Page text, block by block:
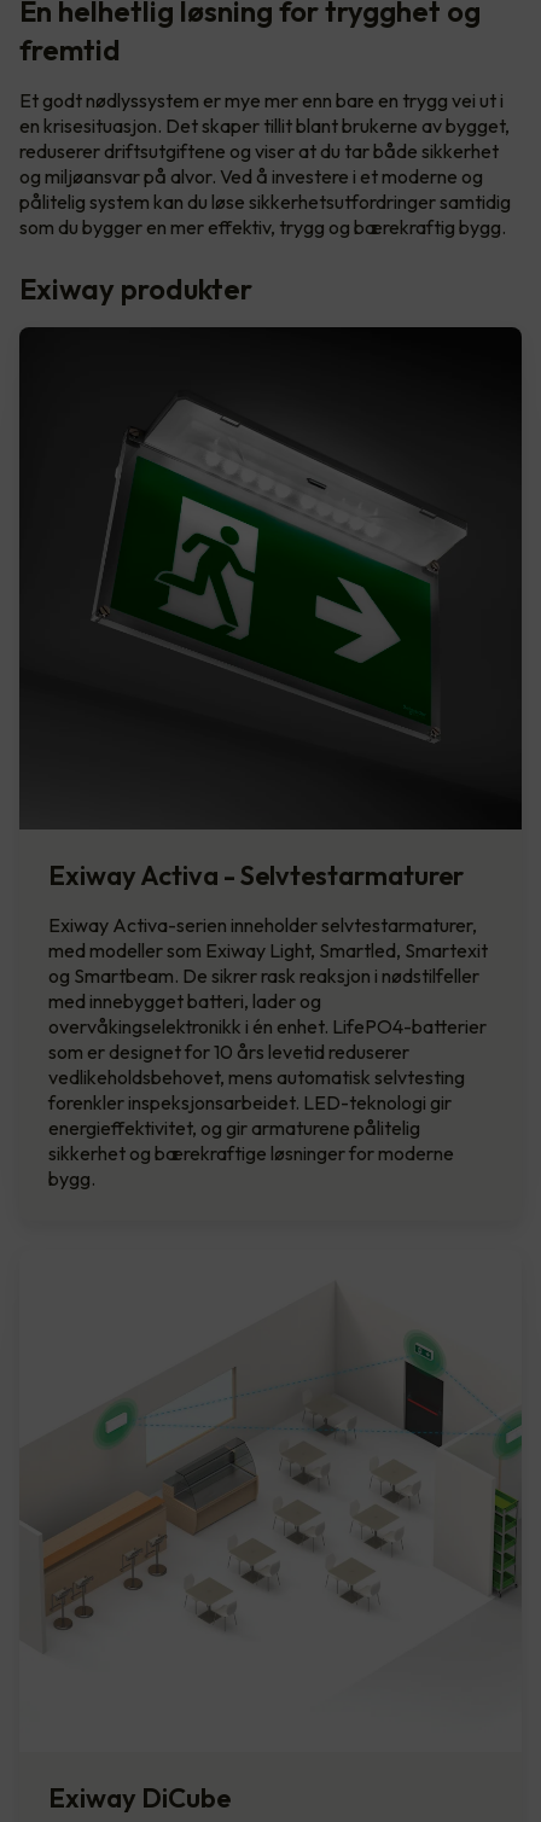
En helhetlig løsning for trygghet og
fremtid
Et godt nødlyssystem er mye mer enn bare en trygg vei ut i
en krisesituasjon. Det skaper tillit blant brukerne av bygget,
reduserer driftsutgiftene og viser at du tar både sikkerhet
og miljøansvar på alvor. Ved å investere i et moderne og
pålitelig system kan du løse sikkerhetsutfordringer samtidig
som du bygger en mer effektiv, trygg og bærekraftig bygg.
Exiway produkter
Exiway Activa - Selvtestarmaturer
Exiway Activa-serien inneholder selvtestarmaturer,
med modeller som Exiway Light, Smartled, Smartexit
og Smartbeam. De sikrer rask reaksjon i nødstilfeller
med innebygget batteri, lader og
overvåkingselektronikk i én enhet. LifePO4-batterier
som er designet for 10 års levetid reduserer
vedlikeholdsbehovet, mens automatisk selvtesting
forenkler inspeksjonsarbeidet. LED-teknologi gir
energieffektivitet, og gir armaturene pålitelig
sikkerhet og bærekraftige løsninger for moderne
bygg.
Exiway DiCube